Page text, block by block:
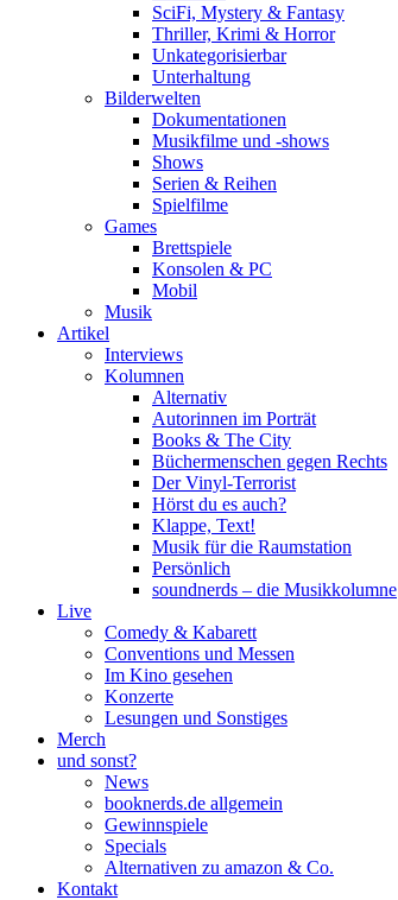
SciFi, Mystery & Fantasy
Thriller, Krimi & Horror
Unkategorisierbar
Unterhaltung
Bilderwelten
Dokumentationen
Musikfilme und -shows
Shows
Serien & Reihen
Spielfilme
Games
Brettspiele
Konsolen & PC
Mobil
Musik
Artikel
Interviews
Kolumnen
Alternativ
Autorinnen im Porträt
Books & The City
Büchermenschen gegen Rechts
Der Vinyl-Terrorist
Hörst du es auch?
Klappe, Text!
Musik für die Raumstation
Persönlich
soundnerds – die Musikkolumne
Live
Comedy & Kabarett
Conventions und Messen
Im Kino gesehen
Konzerte
Lesungen und Sonstiges
Merch
und sonst?
News
booknerds.de allgemein
Gewinnspiele
Specials
Alternativen zu amazon & Co.
Kontakt